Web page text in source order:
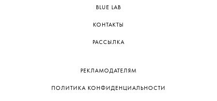
BLUE LAB
КОНТАКТЫ
РАССЫЛКА
РЕКЛАМОДАТЕЛЯМ
ПОЛИТИКА КОНФИДЕНЦИАЛЬНОСТИ